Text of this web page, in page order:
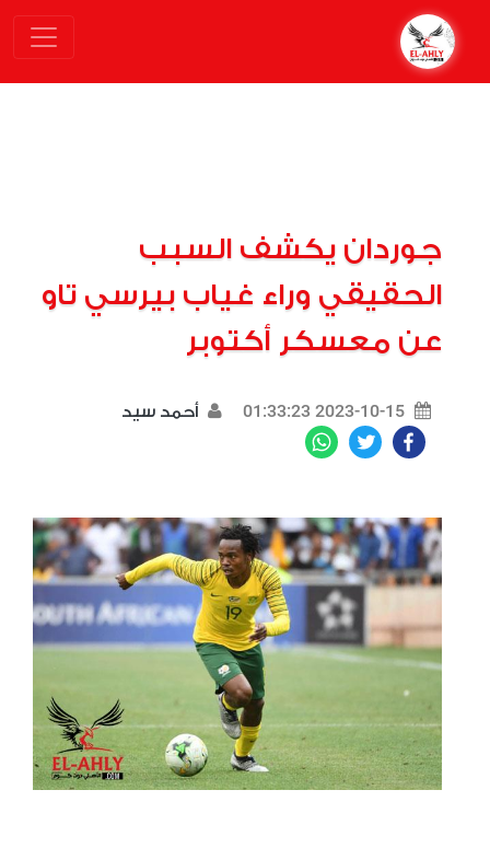
جوردان يكشف السبب
الحقيقي وراء غياب بيرسي تاو
عن معسكر أكتوبر
2023-10-15 01:33:23 أحمد سيد
Facebook
Twitter